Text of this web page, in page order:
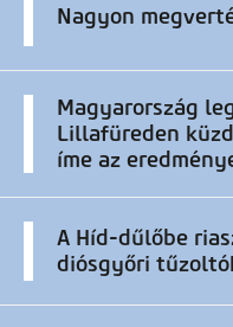
Nagyon
Magyarország
Lillafüreden
íme az
A Híd-dűlőbe
diósgyőri